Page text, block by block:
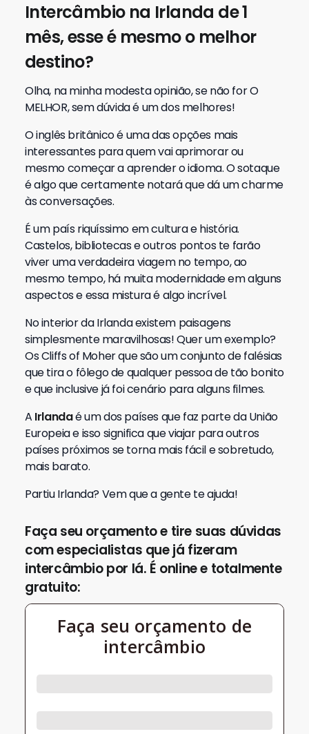
Intercâmbio na Irlanda de 1
mês, esse é mesmo o melhor
destino?
Olha, na minha modesta opinião, se não for O
MELHOR, sem dúvida é um dos melhores!
O inglês britânico é uma das opções mais
interessantes para quem vai aprimorar ou
mesmo começar a aprender o idioma. O sotaque
é algo que certamente notará que dá um charme
às conversações.
É um país riquíssimo em cultura e história.
Castelos, bibliotecas e outros pontos te farão
viver uma verdadeira viagem no tempo, ao
mesmo tempo, há muita modernidade em alguns
aspectos e essa mistura é algo incrível.
No interior da Irlanda existem paisagens
simplesmente maravilhosas! Quer um exemplo?
Os Cliffs of Moher que são um conjunto de falésias
que tira o fôlego de qualquer pessoa de tão bonito
e que inclusive já foi cenário para alguns filmes.
A Irlandaé um dos países que faz parte da União
Europeia e isso significa que viajar para outros
países próximos se torna mais fácil e sobretudo,
mais barato.
Partiu Irlanda? Vem que a gente te ajuda!
Faça seu orçamento e tire suas dúvidas
com especialistas que já fizeram
intercâmbio por lá. É online e totalmente
gratuito: